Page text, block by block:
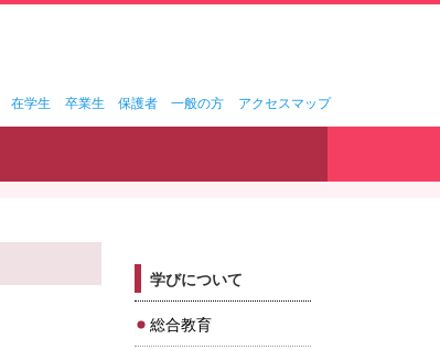
在学生 卒業生 保護者 一般の方 アクセスマップ
学びについて
総合教育